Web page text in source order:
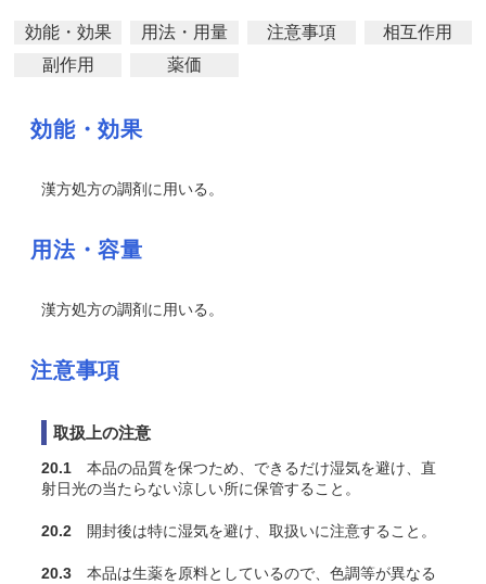
効能・効果 用法・用量 注意事項
相互作用
副作用
薬価
効能・効果
漢方処方の調剤に用いる。
用法・容量
漢方処方の調剤に用いる。
注意事項
取扱上の注意
20.1 本品の品質を保つため、できるだけ湿気を避け、直
射日光の当たらない涼しい所に保管すること。
20.2 開封後は特に湿気を避け、取扱いに注意すること。
20.3 本品は生薬を原料としているので、色調等が異なる